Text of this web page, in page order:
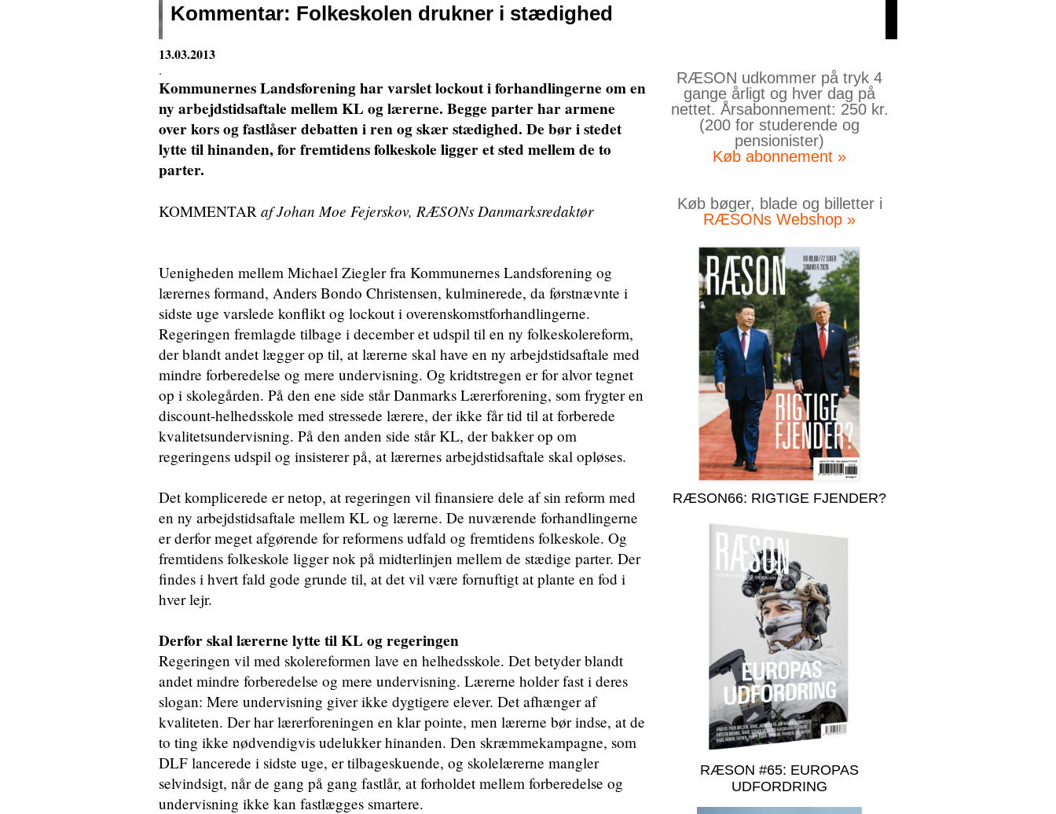
Kommentar: Folkeskolen drukner i stædighed
13.03.2013
.
Kommunernes Landsforening har varslet lockout i forhandlingerne om en
ny arbejdstidsaftale mellem KL og lærerne. Begge parter har armene
over kors og fastlåser debatten i ren og skær stædighed. De bør i stedet
lytte til hinanden, for fremtidens folkeskole ligger et sted mellem de to
parter.
KOMMENTAR af Johan Moe Fejerskov, RÆSONs Danmarksredaktør
Uenigheden mellem Michael Ziegler fra Kommunernes Landsforening og
lærernes formand, Anders Bondo Christensen, kulminerede, da førstnævnte i
sidste uge varslede konflikt og lockout i overenskomstforhandlingerne.
Regeringen fremlagde tilbage i december et udspil til en ny folkeskolereform,
der blandt andet lægger op til, at lærerne skal have en ny arbejdstidsaftale med
mindre forberedelse og mere undervisning. Og kridtstregen er for alvor tegnet
op i skolegården. På den ene side står Danmarks Lærerforening, som frygter en
discount-helhedsskole med stressede lærere, der ikke får tid til at forberede
kvalitetsundervisning. På den anden side står KL, der bakker op om
regeringens udspil og insisterer på, at lærernes arbejdstidsaftale skal opløses.
Det komplicerede er netop, at regeringen vil finansiere dele af sin reform med
en ny arbejdstidsaftale mellem KL og lærerne. De nuværende forhandlingerne
er derfor meget afgørende for reformens udfald og fremtidens folkeskole. Og
fremtidens folkeskole ligger nok på midterlinjen mellem de stædige parter. Der
findes i hvert fald gode grunde til, at det vil være fornuftigt at plante en fod i
hver lejr.
Derfor skal lærerne lytte til KL og regeringen
Regeringen vil med skolereformen lave en helhedsskole. Det betyder blandt
andet mindre forberedelse og mere undervisning. Lærerne holder fast i deres
slogan: Mere undervisning giver ikke dygtigere elever. Det afhænger af
kvaliteten. Der har lærerforeningen en klar pointe, men lærerne bør indse, at de
to ting ikke nødvendigvis udelukker hinanden. Den skræmmekampagne, som
DLF lancerede i sidste uge, er tilbageskuende, og skolelærerne mangler
selvindsigt, når de gang på gang fastlår, at forholdet mellem forberedelse og
undervisning ikke kan fastlægges smartere.
RÆSON udkommer på tryk 4
gange årligt og hver dag på
nettet. Årsabonnement: 250 kr.
(200 for studerende og
pensionister)
Køb abonnement »
Køb bøger, blade og billetter i
RÆSONs Webshop »
RÆSON66: RIGTIGE FJENDER?
RÆSON #65: EUROPAS
UDFORDRING